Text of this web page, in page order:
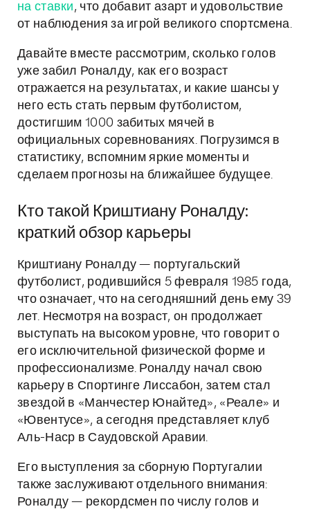
на ставки, что добавит азарт и удовольствие
от наблюдения за игрой великого спортсмена.
Давайте вместе рассмотрим, сколько голов
уже забил Роналду, как его возраст
отражается на результатах, и какие шансы у
него есть стать первым футболистом,
достигшим 1000 забитых мячей в
официальных соревнованиях. Погрузимся в
статистику, вспомним яркие моменты и
сделаем прогнозы на ближайшее будущее.
Кто такой Криштиану Роналду:
краткий обзор карьеры
Криштиану Роналду — португальский
футболист, родившийся 5 февраля 1985 года,
что означает, что на сегодняшний день ему 39
лет. Несмотря на возраст, он продолжает
выступать на высоком уровне, что говорит о
его исключительной физической форме и
профессионализме. Роналду начал свою
карьеру в Спортинге Лиссабон, затем стал
звездой в «Манчестер Юнайтед», «Реале» и
«Ювентусе», а сегодня представляет клуб
Аль-Наср в Саудовской Аравии.
Его выступления за сборную Португалии
также заслуживают отдельного внимания:
Роналду — рекордсмен по числу голов и